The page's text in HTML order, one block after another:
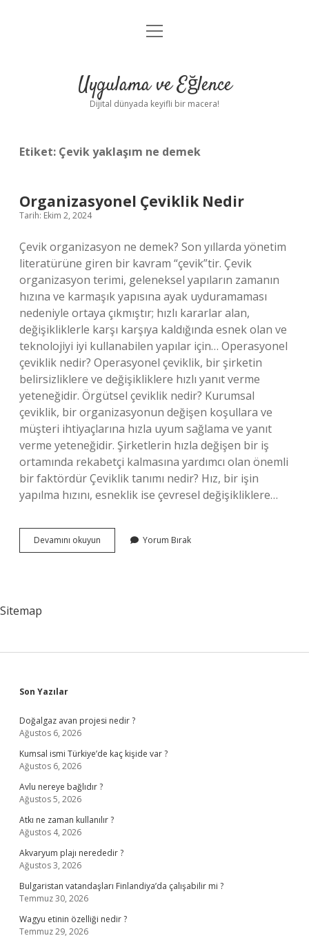
Anasayfa
Yasal Uyarı
menüyü
Uygulama ve Eğlence
Dijital dünyada keyifli bir macera!
Etiket: Çevik yaklaşım ne demek
Organizasyonel Çeviklik Nedir
Tarih: Ekim 2, 2024
Çevik organizasyon ne demek? Son yıllarda yönetim
literatürüne giren bir kavram “çevik”tir. Çevik
organizasyon terimi, geleneksel yapıların zamanın
hızına ve karmaşık yapısına ayak uyduramaması
nedeniyle ortaya çıkmıştır; hızlı kararlar alan,
değişikliklerle karşı karşıya kaldığında esnek olan ve
teknolojiyi iyi kullanabilen yapılar için… Operasyonel
çeviklik nedir? Operasyonel çeviklik, bir şirketin
belirsizliklere ve değişikliklere hızlı yanıt verme
yeteneğidir. Örgütsel çeviklik nedir? Kurumsal
çeviklik, bir organizasyonun değişen koşullara ve
müşteri ihtiyaçlarına hızla uyum sağlama ve yanıt
verme yeteneğidir. Şirketlerin hızla değişen bir iş
ortamında rekabetçi kalmasına yardımcı olan önemli
bir faktördür Çeviklik tanımı nedir? Hız, bir işin
yapılma hızını, esneklik ise çevresel değişikliklere…
Devamını okuyun Organizasyonel
Çeviklik
Yorum Bırak
Sitemap
Sidebar
Son Yazılar
Doğalgaz avan projesi nedir ?
Ağustos 6, 2026
Kumsal ismi Türkiye’de kaç kişide var ?
Ağustos 6, 2026
Avlu nereye bağlıdır ?
Ağustos 5, 2026
Atkı ne zaman kullanılır ?
Ağustos 4, 2026
Akvaryum plajı nerededir ?
Ağustos 3, 2026
Bulgaristan vatandaşları Finlandiya’da çalışabilir mi ?
Temmuz 30, 2026
Wagyu etinin özelliği nedir ?
Temmuz 29, 2026